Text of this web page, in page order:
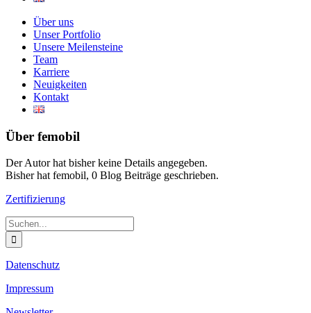
Über uns
Unser Portfolio
Unsere Meilensteine
Team
Karriere
Neuigkeiten
Kontakt
Über femobil
Der Autor hat bisher keine Details angegeben.
Bisher hat femobil, 0 Blog Beiträge geschrieben.
Zertifizierung
Suche
nach:
Datenschutz
Impressum